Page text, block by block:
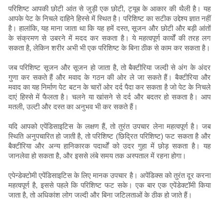
परिशिष्ट आपकी छोटी आंत से जुड़ी एक छोटी, ट्यूब के आकार की थैली है। यह
आपके पेट के निचले दाहिने हिस्से में स्थित है। परिशिष्ट का सटीक उद्देश्य ज्ञात नहीं
है। हालांकि, यह माना जाता था कि यह हमें दस्त, सूजन और छोटी और बड़ी आंतों
के संक्रमण से उबरने में मदद कर सकता है। ये महत्वपूर्ण कार्यों की तरह लग
सकता है, लेकिन शरीर अभी भी एक परिशिष्ट के बिना ठीक से काम कर सकता है।
जब परिशिष्ट सूजन और सूजन हो जाता है, तो बैक्टीरिया जल्दी से अंग के अंदर
गुणा कर सकते हैं और मवाद के गठन की ओर ले जा सकते हैं। बैक्टीरिया और
मवाद का यह निर्माण पेट बटन के चारों ओर दर्द पैदा कर सकता है जो पेट के निचले
दाएं हिस्से में फैलता है। चलने या खांसने से दर्द और बदतर हो सकता है। आप
मतली, उल्टी और दस्त का अनुभव भी कर सकते हैं।
यदि आपको एपेंडिसाइटिस के लक्षण हैं, तो तुरंत उपचार लेना महत्वपूर्ण है। जब
स्थिति अनुपचारित हो जाती है, तो परिशिष्ट (छिद्रित परिशिष्ट) फट सकता है और
बैक्टीरिया और अन्य हानिकारक पदार्थों को उदर गुहा में छोड़ सकता है। यह
जानलेवा हो सकता है, और इससे लंबे समय तक अस्पताल में रहना होगा।
एपेन्डेक्टोमी एपेंडिसाइटिस के लिए मानक उपचार है। अपेंडिक्स को तुरंत दूर करना
महत्वपूर्ण है, इससे पहले कि परिशिष्ट फट सके। एक बार एक एपेंडेक्टॉमी किया
जाता है, तो अधिकांश लोग जल्दी और बिना जटिलताओं के ठीक हो जाते हैं।